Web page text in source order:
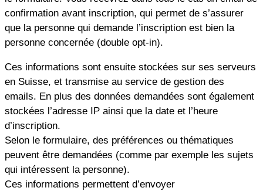
confirmation avant inscription, qui permet de s’assurer
que la personne qui demande l’inscription est bien la
personne concernée (double opt-in).
Ces informations sont ensuite stockées sur ses serveurs
en Suisse, et transmise au service de gestion des
emails. En plus des données demandées sont également
stockées l’adresse IP ainsi que la date et l’heure
d’inscription.
Selon le formulaire, des préférences ou thématiques
peuvent être demandées (comme par exemple les sujets
qui intéressent la personne).
Ces informations permettent d’envoyer